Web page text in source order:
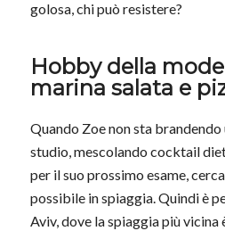
golosa, chi può resistere?
Hobby della
marina salata e
Quando Zoe non sta brandendo
studio, mescolando cocktail
per il suo prossimo esame,
possibile in spiaggia. Quindi è
Aviv, dove la spiaggia più vicina